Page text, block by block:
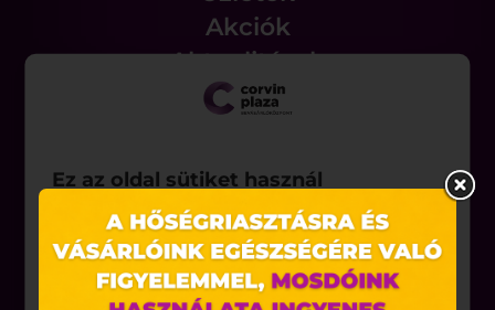
Akciók
Aktualitások
Állásajánlatok
Ez az oldal sütiket használ
Weboldalunkon „cookie"-kat (továbbiakban „süti")
alkalmazunk. Ezek olyan fájlok, melyek információt
tárolnak webes böngészőjében. Ehhez az Ön
hozzájárulása szükséges.